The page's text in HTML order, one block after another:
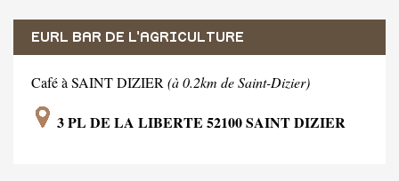
EURL BAR DE L'AGRICULTURE
Café à SAINT DIZIER (à 0.2km de Saint-Dizier)
3 PL DE LA LIBERTE 52100 SAINT DIZIER